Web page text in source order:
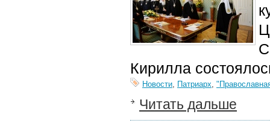
Кирилла
Новости, Патриарх,
Читать дальше